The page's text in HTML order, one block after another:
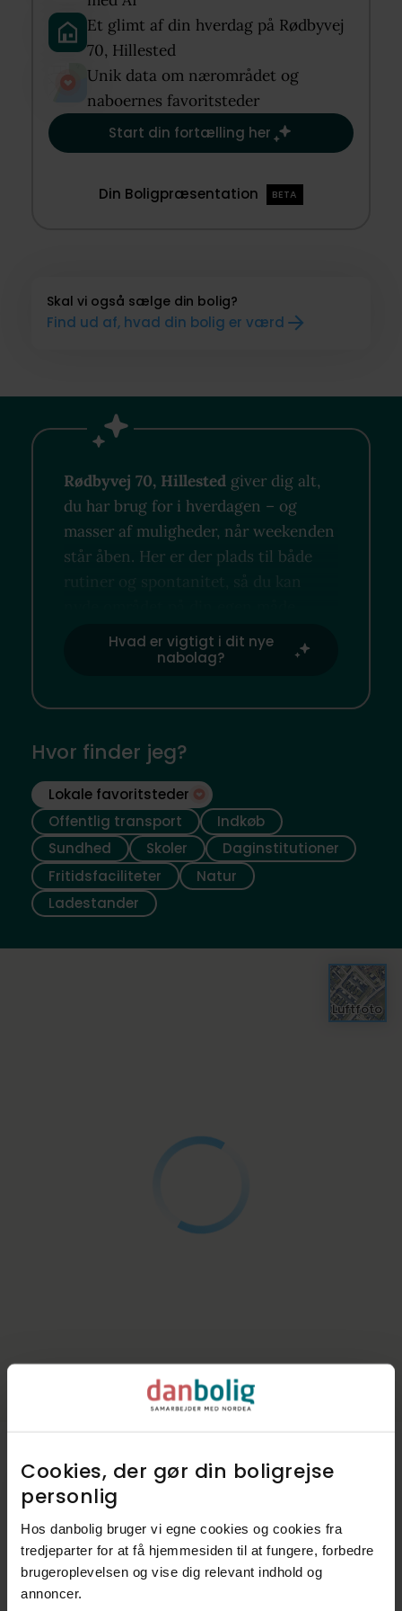
Cookies, der gør din boligrejse
personlig​
Hos danbolig bruger vi egne cookies og cookies fra
tredjeparter for at få hjemmesiden til at fungere, forbedre
brugeroplevelsen og vise dig relevant indhold og
annoncer.​
Et glimt af din hverdag på Rødbyvej
70, Hillested​
Unik data om nærområdet og
naboernes favoritsteder​
Start din fortælling her
Din Boligpræsentation BETA
Skal vi også sælge din bolig?
Find ud af, hvad din bolig er værd
Rødbyvej 70, Hillested giver dig alt,
du har brug for i hverdagen – og
masser af muligheder, når weekenden
står åben. Her er der plads til både
rutiner og spontanitet, så du kan
Hvad er vigtigt i dit nye
nabolag?
Hvor finder jeg?
Lokale favoritsteder
Offentlig transport
Indkøb
Sundhed
Skoler
Daginstitutioner
Fritidsfaciliteter
Natur
Ladestander
Luftfoto
Kommunen i tal
Indbyggere
38.305
Skatteprocent
26,3%